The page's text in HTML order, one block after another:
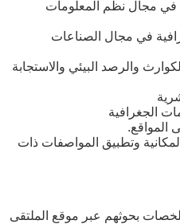
في مجال نظم المعلومات
في مجال الصناعات
والرصد البيئي والاستجابة
المكانية وتطبيق المواصفات ذات
بحوثهم عبر موقع الملتقى